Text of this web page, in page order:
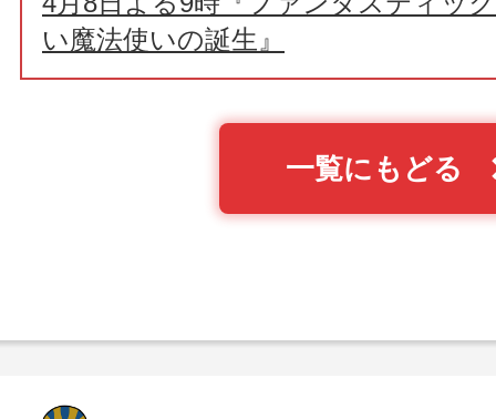
い魔法使いの誕生』
一覧にもどる